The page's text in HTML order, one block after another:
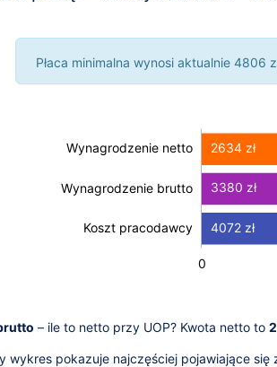
Płaca minimalna wynosi aktualnie 4806
2634 zł
3380 zł
4072 zł
Wynagrodzenie brutto
Wynagrodzenie netto
Wynagrodzenie brutto
Koszt pracodawcy
-2 000
-1 000
0
1 000
8 000
-4 000
– ile to netto przy UOP? Kwota netto to
wykres pokazuje najczęściej pojawiające